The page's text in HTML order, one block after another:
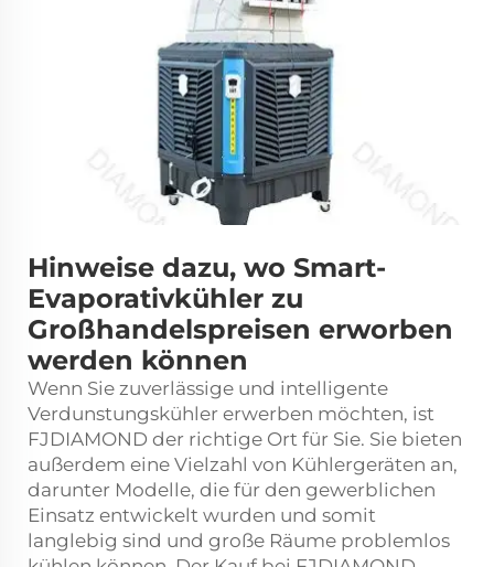
Hinweise dazu, wo Smart-
Evaporativkühler zu
Großhandelspreisen erworben
werden können
Wenn Sie zuverlässige und intelligente
Verdunstungskühler erwerben möchten, ist
FJDIAMOND der richtige Ort für Sie. Sie bieten
außerdem eine Vielzahl von Kühlergeräten an,
darunter Modelle, die für den gewerblichen
Einsatz entwickelt wurden und somit
langlebig sind und große Räume problemlos